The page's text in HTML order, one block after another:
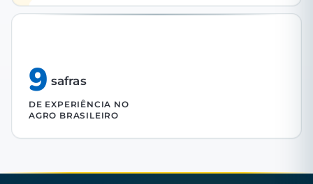
9 safras
DE EXPERIÊNCIA NO
AGRO BRASILEIRO